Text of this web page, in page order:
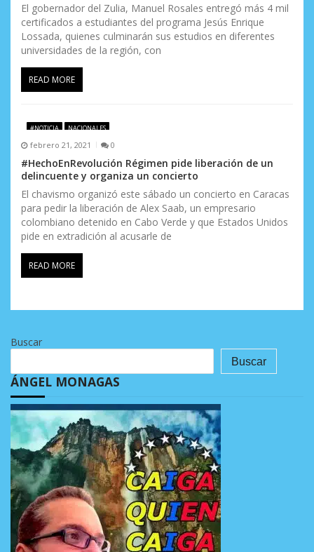
El gobernador del Zulia, Manuel Rosales entregó más 4 mil
certificados a estudiantes del programa Jesús Enrique
Lossada, quienes culminarán sus estudios en diferentes
universidades de la región, con
READ MORE
#NOTICIA NACIONALES
febrero 21, 2021 0
#HechoEnRevolución Régimen pide liberación de un
delincuente y organiza un concierto
El chavismo organizó este sábado un concierto en Caracas
para pedir la liberación de Alex Saab, un empresario
colombiano detenido en Cabo Verde y que Estados Unidos
pide en extradición al acusarle de
READ MORE
Buscar
Buscar
ÁNGEL MONAGAS